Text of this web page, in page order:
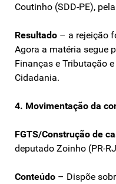
Coutinho (SDD-PE),
Resultado – a rejeição
Agora a matéria segue
Finanças e Tributação
Cidadania.
4. Movimentação da
FGTS/Construção de
deputado Zoinho (PR-
Conteúdo – Dispõe